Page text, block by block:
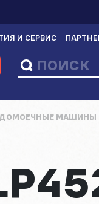
И СЕРВИС
МАШИНЫ